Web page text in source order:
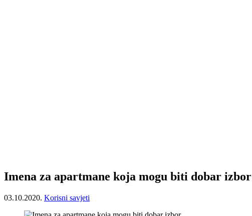
Imena za apartmane koja mogu biti dobar izbor
03.10.2020. Korisni savjeti